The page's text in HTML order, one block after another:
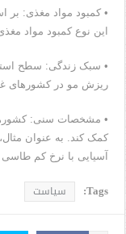
این نوع کمبود مواد
• سبک زندگی: سطح
ریزش مو در کشورهای
• مشخصات سنی:
آسیایی با نرخ کم طاسی
Tags: سیاست